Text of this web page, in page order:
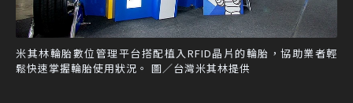
米其林輪胎數位管理平台搭配植入RFID晶片的輪胎，協助業者輕
鬆快速掌握輪胎使用狀況。 圖／台灣米其林提供